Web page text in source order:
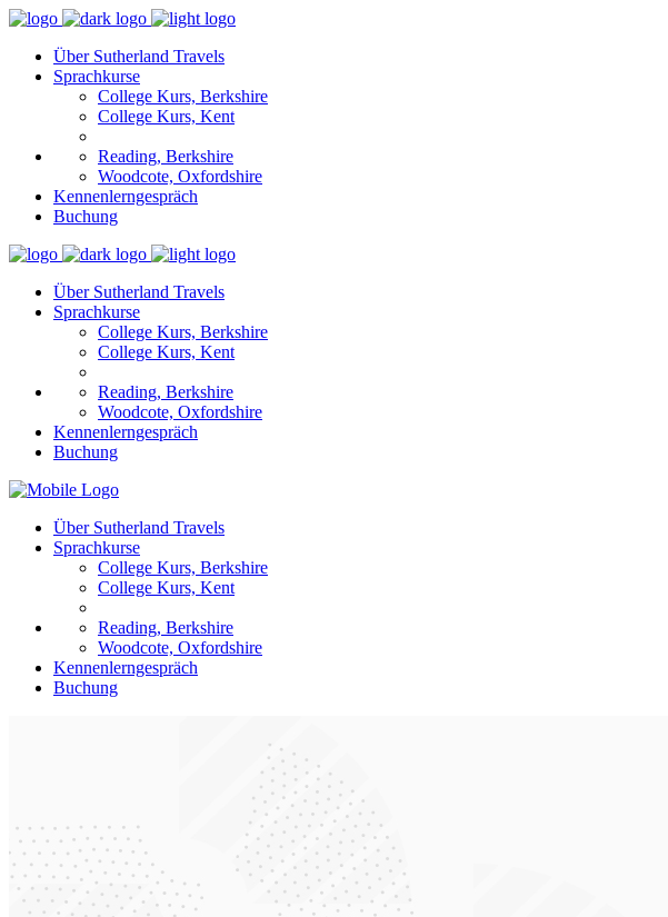
Über Sutherland Travels
Sprachkurse
College Kurs, Berkshire
College Kurs, Kent
Reading, Berkshire
Woodcote, Oxfordshire
Kennenlerngespräch
Buchung
Über Sutherland Travels
Sprachkurse
College Kurs, Berkshire
College Kurs, Kent
Reading, Berkshire
Woodcote, Oxfordshire
Kennenlerngespräch
Buchung
Über Sutherland Travels
Sprachkurse
College Kurs, Berkshire
College Kurs, Kent
Reading, Berkshire
Woodcote, Oxfordshire
Kennenlerngespräch
Buchung